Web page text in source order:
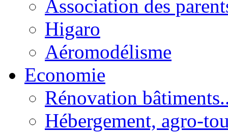
Association des
Higaro
Aéromodélisme
Economie
Rénovation
Hébergement, agro-